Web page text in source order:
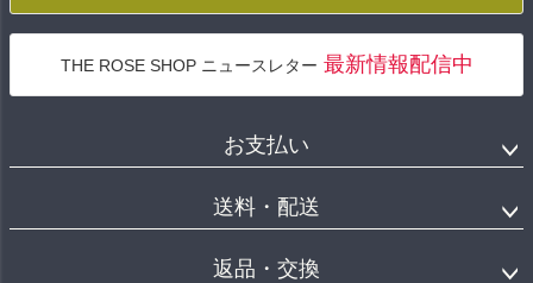
THE ROSE SHOP ニュースレター 最新情報配信中
お支払い
送料・配送
返品・交換